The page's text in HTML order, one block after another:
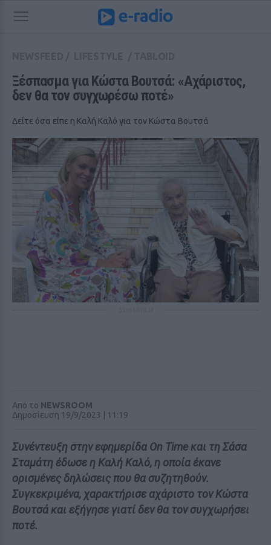
Ξέσπασμα για Κώστα Βουτσά: «Αχάριστος,
δεν θα τον συγχωρέσω ποτέ»
Δείτε όσα είπε η Καλή Καλό για τον Κώστα Βουτσά
Από το NEWSROOM
Δημοσίευση 19/9/2023 | 11:19
Συνέντευξη στην εφημερίδα On Time και τη Σάσα
Σταμάτη έδωσε η Καλή Καλό, η οποία έκανε
ορισμένες δηλώσεις που θα συζητηθούν.
Συγκεκριμένα, χαρακτήρισε αχάριστο τον Κώστα
Βουτσά και εξήγησε γιατί δεν θα τον συγχωρήσει
ποτέ.